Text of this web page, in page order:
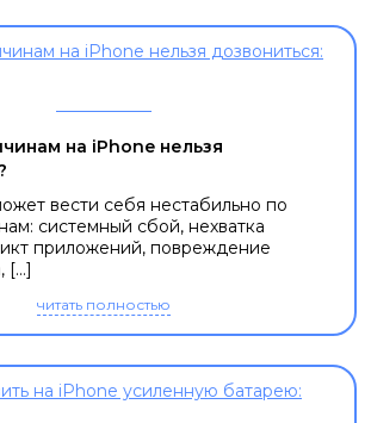
на iPhone нельзя
вести себя нестабильно по
системный сбой, нехватка
приложений, повреждение
[...]
читать полностью